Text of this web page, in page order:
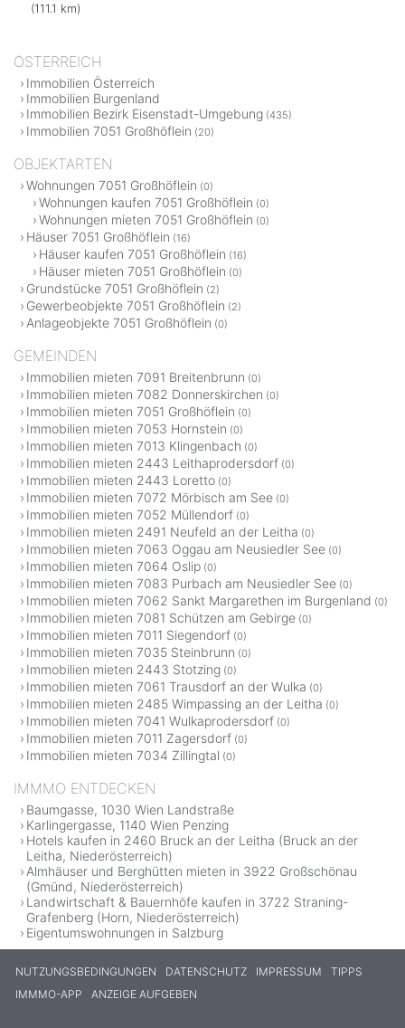
(111.1 km)
ÖSTERREICH
Immobilien Österreich
Immobilien Burgenland
Immobilien Bezirk Eisenstadt-Umgebung (435)
Immobilien 7051 Großhöflein (20)
OBJEKTARTEN
Wohnungen 7051 Großhöflein (0)
Wohnungen kaufen 7051 Großhöflein (0)
Wohnungen mieten 7051 Großhöflein (0)
Häuser 7051 Großhöflein (16)
Häuser kaufen 7051 Großhöflein (16)
Häuser mieten 7051 Großhöflein (0)
Grundstücke 7051 Großhöflein (2)
Gewerbeobjekte 7051 Großhöflein (2)
Anlageobjekte 7051 Großhöflein (0)
GEMEINDEN
Immobilien mieten 7091 Breitenbrunn (0)
Immobilien mieten 7082 Donnerskirchen (0)
Immobilien mieten 7051 Großhöflein (0)
Immobilien mieten 7053 Hornstein (0)
Immobilien mieten 7013 Klingenbach (0)
Immobilien mieten 2443 Leithaprodersdorf (0)
Immobilien mieten 2443 Loretto (0)
Immobilien mieten 7072 Mörbisch am See (0)
Immobilien mieten 7052 Müllendorf (0)
Immobilien mieten 2491 Neufeld an der Leitha (0)
Immobilien mieten 7063 Oggau am Neusiedler See (0)
Immobilien mieten 7064 Oslip (0)
Immobilien mieten 7083 Purbach am Neusiedler See (0)
Immobilien mieten 7062 Sankt Margarethen im Burgenland (0)
Immobilien mieten 7081 Schützen am Gebirge (0)
Immobilien mieten 7011 Siegendorf (0)
Immobilien mieten 7035 Steinbrunn (0)
Immobilien mieten 2443 Stotzing (0)
Immobilien mieten 7061 Trausdorf an der Wulka (0)
Immobilien mieten 2485 Wimpassing an der Leitha (0)
Immobilien mieten 7041 Wulkaprodersdorf (0)
Immobilien mieten 7011 Zagersdorf (0)
Immobilien mieten 7034 Zillingtal (0)
IMMMO ENTDECKEN
Baumgasse, 1030 Wien Landstraße
Karlingergasse, 1140 Wien Penzing
Hotels kaufen in 2460 Bruck an der Leitha (Bruck an der
Leitha, Niederösterreich)
Almhäuser und Berghütten mieten in 3922 Großschönau
(Gmünd, Niederösterreich)
Landwirtschaft & Bauernhöfe kaufen in 3722 Straning-
Grafenberg (Horn, Niederösterreich)
Eigentumswohnungen in Salzburg
NUTZUNGSBEDINGUNGEN DATENSCHUTZ IMPRESSUM
TIPPS
IMMMO-APP
ANZEIGE AUFGEBEN